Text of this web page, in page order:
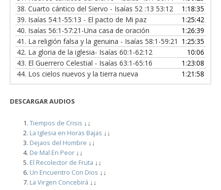
38. Cuarto cántico del Siervo - Isaías 52 :13 53:12
1:18:35
39. Isaías 54:1-55:13 - El pacto de Mi paz
1:25:42
40. Isaías 56:1-57:21-Una casa de oración
1:26:39
41. La religión falsa y la genuina - Isaías 58:1-59:21 1:25:35
42. La gloria de la iglesia- Isaías 60:1-62:12
10:06
43. El Guerrero Celestial - Isaías 63:1-65:16
1:23:08
44. Los cielos nuevos y la tierra nueva 1:21:58
DESCARGARAUDIOS
Tiempos de Crisis ↓↓
La Iglesia en Horas Bajas ↓↓
Dejaos del Hombre ↓↓
De Mal En Peor ↓↓
El Recolector de Fruta ↓↓
Un Encuentro Con Dios ↓↓
La Virgen Concebirá ↓↓